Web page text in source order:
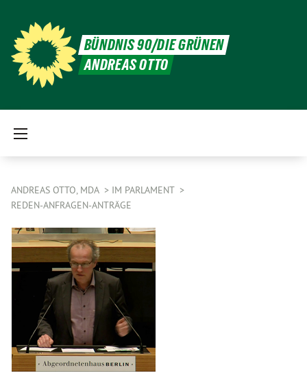
BÜNDNIS 90/DIE GRÜNEN
ANDREAS OTTO
ANDREAS OTTO, MDA
IM PARLAMENT
REDEN-ANFRAGEN-ANTRÄGE